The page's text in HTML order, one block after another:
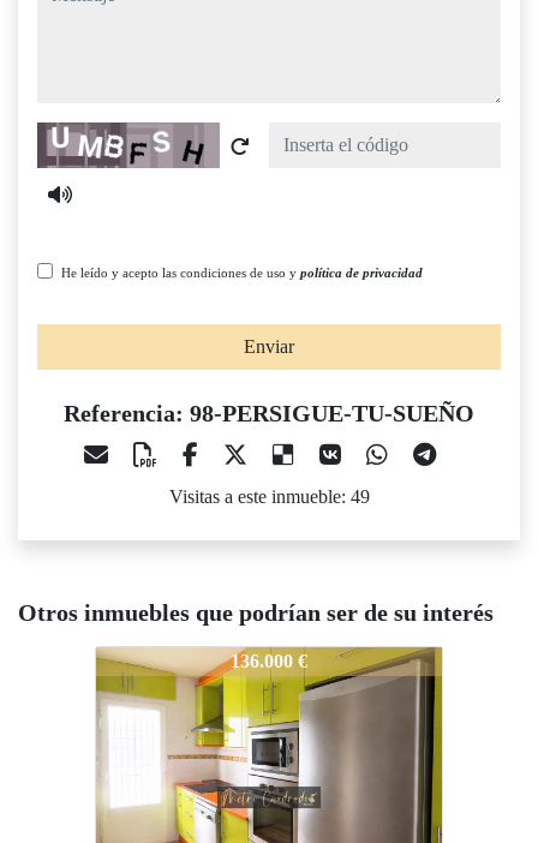
Captcha
He leído y acepto las condiciones de uso y política de privacidad
Enviar
Referencia: 98-PERSIGUE-TU-SUEÑO
Visitas a este inmueble: 49
Otros inmuebles que podrían ser de su interés
PERSIGUE-TU-SUEÑO
136.000 €
98-PERSIGUE-TU-SUEÑO
56.000 €